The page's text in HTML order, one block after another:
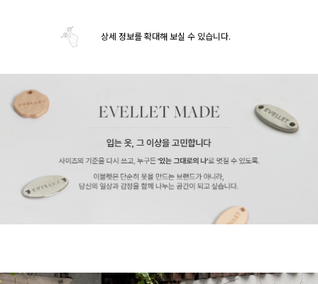
상세 정보를 확대해 보실 수 있습니다.